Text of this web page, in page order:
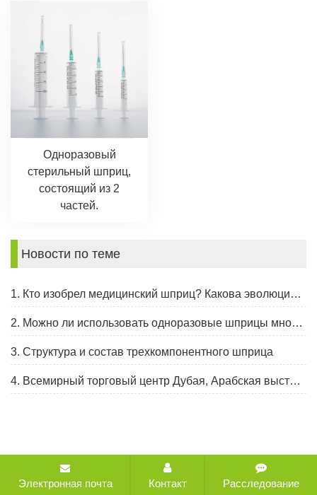
Одноразовый
стерильный шприц,
состоящий из 2
частей.
Новости по теме
1. Кто изобрел медицинский шприц? Какова эволюция шприца?
2. Можно ли использовать одноразовые шприцы многократно?
3. Структура и состав трехкомпонентного шприца
4. Всемирный торговый центр Дубая, Арабская выставка и конгресс здравоохранения, 30 января - 2 февраля 2023 г.
Авторские права © 2021-2026 CHANGZHOU HEALTH
IMPORT AND EXPORT COMPANY LTD. Все права
Электронная почта Контакт Расследование